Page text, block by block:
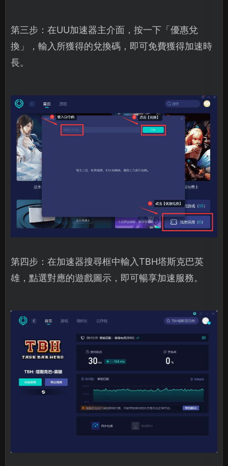
第三步：在UU加速器主介面，按一下「優惠兌
換」，輸入所獲得的兌換碼，即可免費獲得加速時
長。
第四步：在加速器搜尋框中輸入TBH塔斯克巴英
雄，點選對應的遊戲圖示，即可暢享加速服務。